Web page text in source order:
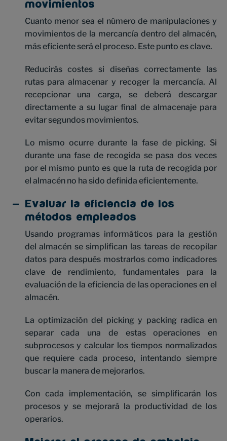
movimientos
Cuanto menor sea el número de manipulaciones y
movimientos de la mercancía dentro del almacén,
más eficiente será el proceso. Este punto es clave.
Reducirás costes si diseñas correctamente las
rutas para almacenar y recoger la mercancía. Al
recepcionar una carga, se deberá descargar
directamente a su lugar final de almacenaje para
evitar segundos movimientos.
Lo mismo ocurre durante la fase de picking. Si
durante una fase de recogida se pasa dos veces
por el mismo punto es que la ruta de recogida por
el almacén no ha sido definida eficientemente.
Evaluar la eficiencia de los
métodos empleados
Usando programas informáticos para la gestión
del almacén se simplifican las tareas de recopilar
datos para después mostrarlos como indicadores
clave de rendimiento, fundamentales para la
evaluación de la eficiencia de las operaciones en el
almacén.
La optimización del picking y packing radica en
separar cada una de estas operaciones en
subprocesos y calcular los tiempos normalizados
que requiere cada proceso, intentando siempre
buscar la manera de mejorarlos.
Con cada implementación, se simplificarán los
procesos y se mejorará la productividad de los
operarios.